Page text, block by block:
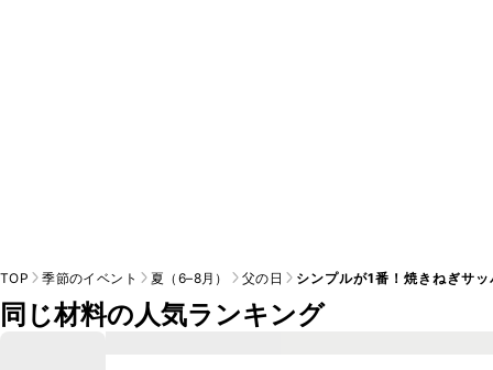
TOP 季節のイベント 夏（6–8月） 父の日 シンプルが1番！焼きねぎサ
同じ材料の人気ランキング